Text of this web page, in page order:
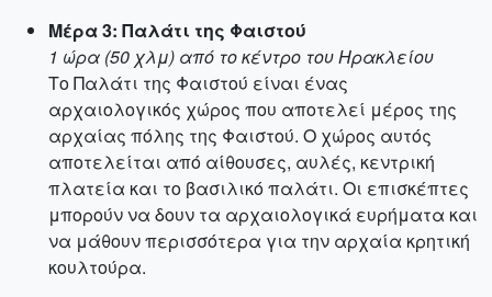
Μέρα 3: Παλάτι της Φαιστού
1 ώρα (50 χλμ) από το κέντρο του Ηρακλείου
Το Παλάτι της Φαιστού είναι ένας
αρχαιολογικός χώρος που αποτελεί μέρος της
αρχαίας πόλης της Φαιστού. Ο χώρος αυτός
αποτελείται από αίθουσες, αυλές, κεντρική
πλατεία και το βασιλικό παλάτι. Οι επισκέπτες
μπορούν να δουν τα αρχαιολογικά ευρήματα και
να μάθουν περισσότερα για την αρχαία κρητική
κουλτούρα.